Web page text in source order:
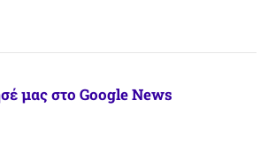
μας στο Google News